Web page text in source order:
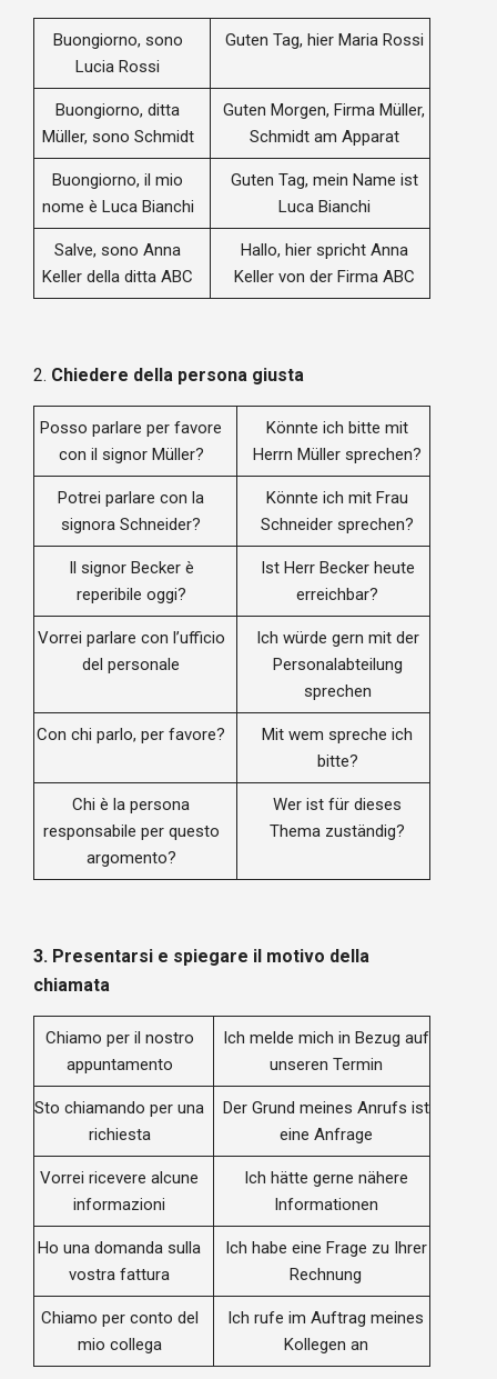
Buongiorno, sono
Lucia Rossi
Guten Tag, hier Maria Rossi
Buongiorno, ditta
Müller, sono Schmidt
Guten Morgen, Firma Müller,
Schmidt am Apparat
Buongiorno, il mio
nome è Luca Bianchi
Guten Tag, mein Name ist
Luca Bianchi
Salve, sono Anna
Keller della ditta ABC
Hallo, hier spricht Anna
Keller von der Firma ABC
2. Chiedere della persona giusta
Posso parlare per favore
con il signor Müller?
Könnte ich bitte mit
Herrn Müller sprechen?
Potrei parlare con la
signora Schneider?
Könnte ich mit Frau
Schneider sprechen?
Il signor Becker è
reperibile oggi?
Ist Herr Becker heute
erreichbar?
Vorrei parlare con l’ufficio
del personale
Ich würde gern mit der
Personalabteilung
sprechen
Con chi parlo, per favore?
Mit wem spreche ich
bitte?
Chi è la persona
responsabile per questo
argomento?
Wer ist für dieses
Thema zuständig?
3. Presentarsi e spiegare il motivo della
chiamata
Chiamo per il nostro
appuntamento
Ich melde mich in Bezug auf
unseren Termin
Sto chiamando per una
richiesta
Der Grund meines Anrufs ist
eine Anfrage
Vorrei ricevere alcune
informazioni
Ich hätte gerne nähere
Informationen
Ho una domanda sulla
vostra fattura
Ich habe eine Frage zu Ihrer
Rechnung
Chiamo per conto del
mio collega
Ich rufe im Auftrag meines
Kollegen an